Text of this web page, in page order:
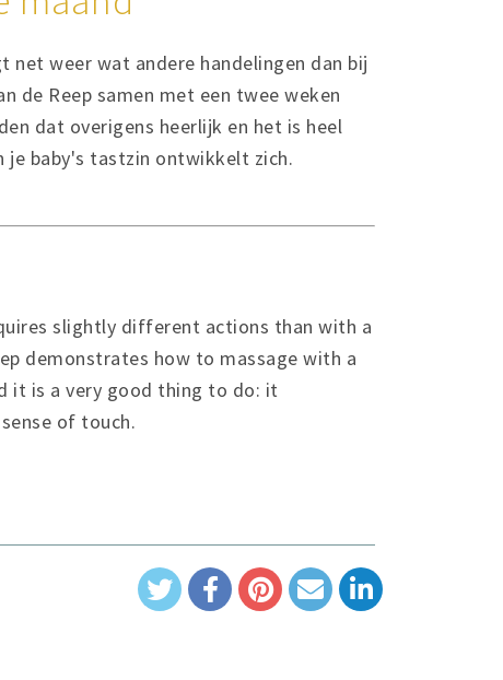
net weer wat andere handelingen dan bij
de Reep samen met een twee weken
dat overigens heerlijk en het is heel
je baby's tastzin ontwikkelt zich.
slightly different actions than with a
demonstrates how to massage with a
it is a very good thing to do: it
of touch.